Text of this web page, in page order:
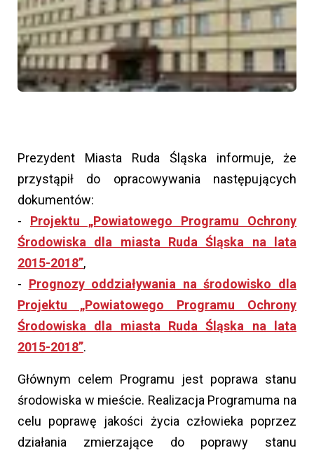
Prezydent Miasta Ruda Śląska informuje, że
przystąpił do opracowywania następujących
dokumentów:
- Projektu „Powiatowego Programu Ochrony
Środowiska dla miasta Ruda Śląska na lata
2015-2018”,
- Prognozy oddziaływania na środowisko dla
Projektu „Powiatowego Programu Ochrony
Środowiska dla miasta Ruda Śląska na lata
2015-2018”.
Głównym celem Programu jest poprawa stanu
środowiska w mieście. Realizacja Programuma na
celu poprawę jakości życia człowieka poprzez
działania zmierzające do poprawy stanu